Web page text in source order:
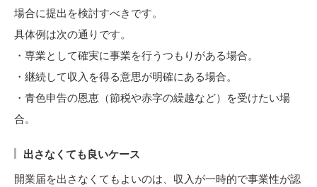
場合に提出を検討すべきです。
具体例は次の通りです。
・専業として確実に事業を行うつもりがある場合。
・継続して収入を得る意思が明確にある場合。
・青色申告の恩恵（節税や赤字の繰越など）を受けたい場
合。
出さなくても良いケース
開業届を出さなくてもよいのは、収入が一時的で事業性が認